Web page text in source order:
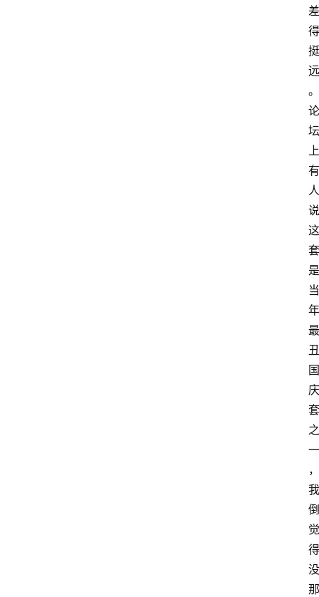
差
得
挺
远
。
论
坛
上
有
人
说
这
套
是
当
年
最
丑
国
庆
套
之
一
，
我
倒
觉
得
没
那